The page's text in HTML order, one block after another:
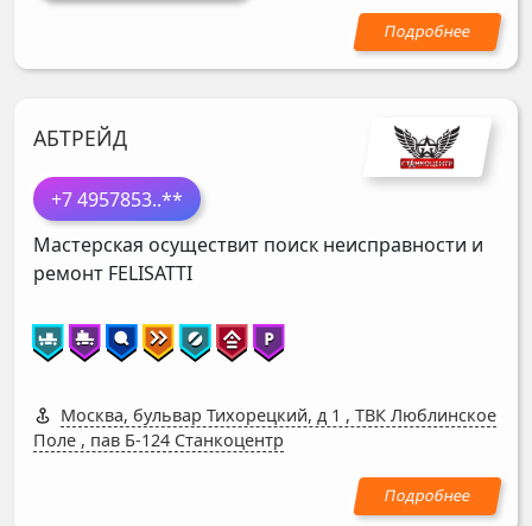
АБТРЕЙД
+7 4957853..**
Мастерская осуществит поиск неисправности и
ремонт FELISATTI
Москва, бульвар Тихорецкий, д 1 , ТВК Люблинское
Поле , пав Б-124 Станкоцентр